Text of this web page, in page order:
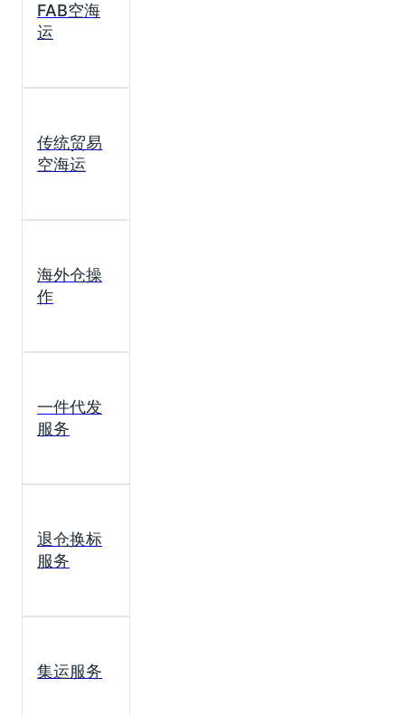
FAB空海
运
传统贸易
空海运
海外仓操
作
一件代发
服务
退仓换标
服务
集运服务